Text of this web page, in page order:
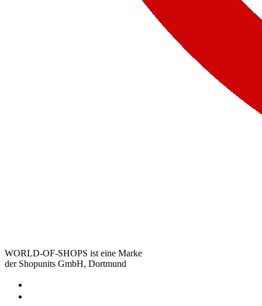
WORLD-OF-SHOPS ist eine Marke
der Shopunits GmbH, Dortmund